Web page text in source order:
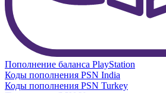
Пополнение баланса PlayStation
Коды пополнения PSN India
Коды пополнения PSN Turkey